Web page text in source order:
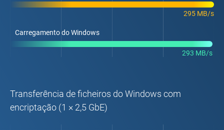
295 MB/s
Carregamento do Windows
293 MB/s
Transferência de ficheiros do Windows com
encriptação (1 × 2,5 GbE)